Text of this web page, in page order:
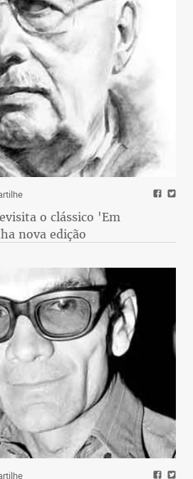
o clássico 'Em
nova edição